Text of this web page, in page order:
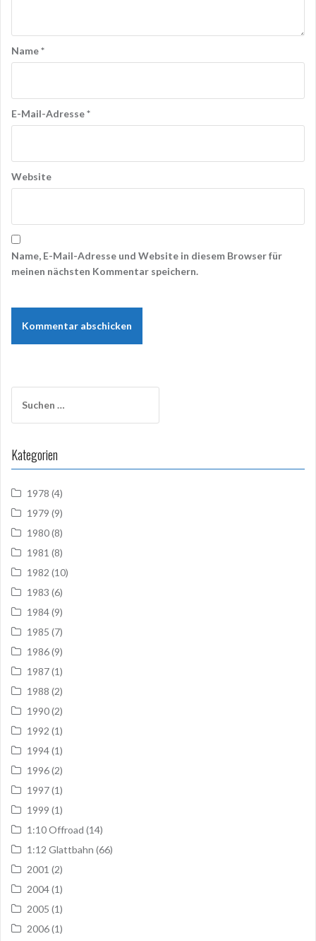
Name*
E-Mail-Adresse*
Website
Name, E-Mail-Adresse und Website in diesem Browser für
meinen nächsten Kommentar speichern.
nach:
Kategorien
1978 (4)
1979 (9)
1980(8)
1981 (8)
1982 (10)
1983 (6)
1984(9)
1985 (7)
1986(9)
1987(1)
1988 (2)
1990(2)
1992 (1)
1994(1)
1996(2)
1997(1)
1999 (1)
1:10 Offroad (14)
1:12 Glattbahn (66)
2001 (2)
2004(1)
2005 (1)
2006(1)